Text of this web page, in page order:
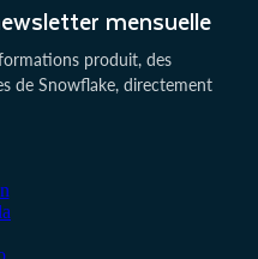
mensuelle
produit, des
de Snowflake, directement